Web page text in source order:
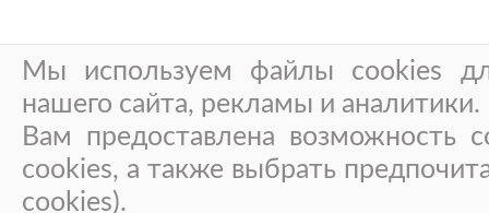
Мы используем файлы cookies
нашего сайта, рекламы и аналитики.
Вам предоставлена возможность
cookies, а также выбрать
cookies).